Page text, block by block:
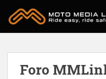
Foro